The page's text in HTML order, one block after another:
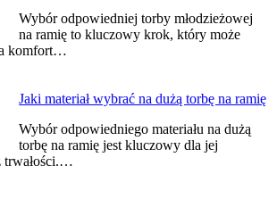
Wybór odpowiedniej torby młodzieżowej
na ramię to kluczowy krok, który może
komfort…
Jaki materiał wybrać na dużą torbę na ramię
Wybór odpowiedniego materiału na dużą
torbę na ramię jest kluczowy dla jej
trwałości.…